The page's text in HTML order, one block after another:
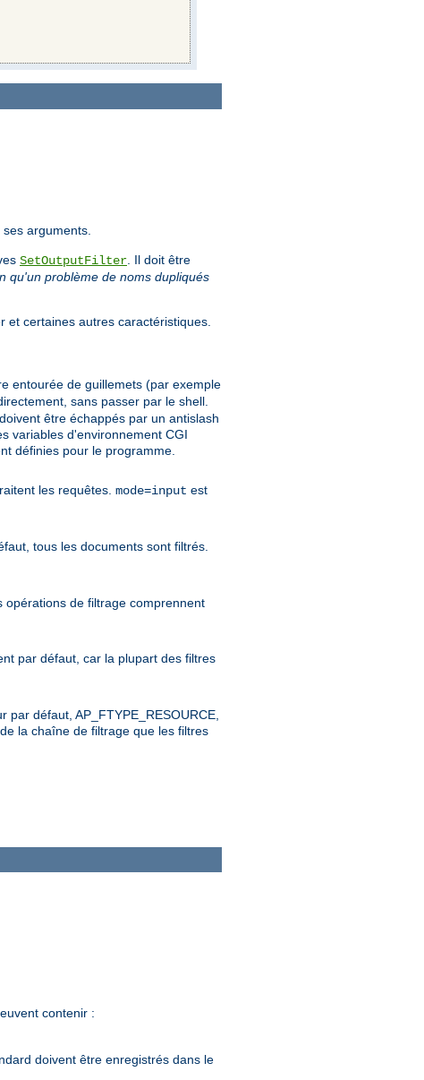
arguments.
SetOutputFilter . Il doit être
qu'un problème de noms dupliqués
certaines autres caractéristiques.
entourée de guillemets (par exemple
sans passer par le shell.
être échappés par un antislash
variables d'environnement CGI
définies pour le programme.
les requêtes. mode=input est
tous les documents sont filtrés.
de filtrage comprennent
par défaut, car la plupart des filtres
défaut, AP_FTYPE_RESOURCE,
la chaîne de filtrage que les filtres
contenir :
doivent être enregistrés dans le